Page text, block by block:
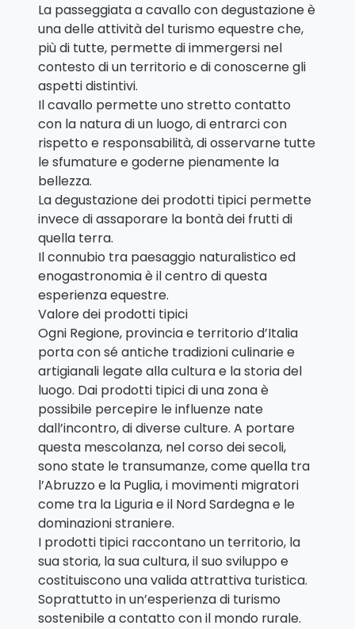
La passeggiata a cavallo con degustazione è
una delle attività del turismo equestre che,
più di tutte, permette di immergersi nel
contesto di un territorio e di conoscerne gli
aspetti distintivi.
Il cavallo permette uno stretto contatto
con la natura di un luogo, di entrarci con
rispetto e responsabilità, di osservarne tutte
le sfumature e goderne pienamente la
bellezza.
La degustazione dei prodotti tipici permette
invece di assaporare la bontà dei frutti di
quella terra.
Il connubio tra paesaggio naturalistico ed
enogastronomia è il centro di questa
esperienza equestre.
Valore dei prodotti tipici
Ogni Regione, provincia e territorio d’Italia
porta con sé antiche tradizioni culinarie e
artigianali legate alla cultura e la storia del
luogo. Dai prodotti tipici di una zona è
possibile percepire le influenze nate
dall’incontro, di diverse culture. A portare
questa mescolanza, nel corso dei secoli,
sono state le transumanze, come quella tra
l’Abruzzo e la Puglia, i movimenti migratori
come tra la Liguria e il Nord Sardegna e le
dominazioni straniere.
I prodotti tipici raccontano un territorio, la
sua storia, la sua cultura, il suo sviluppo e
costituiscono una valida attrattiva turistica.
Soprattutto in un’esperienza di turismo
sostenibile a contatto con il mondo rurale.